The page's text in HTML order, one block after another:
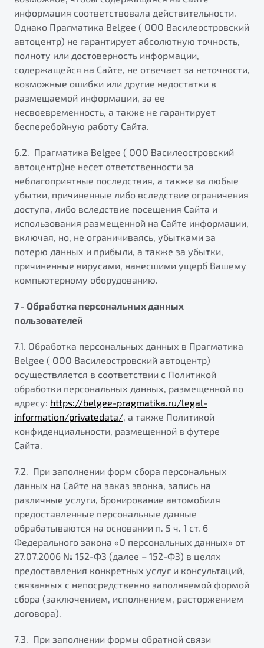
информация соответствовала действительности.
Однако Прагматика Belgee ( ООО Василеостровский
автоцентр) не гарантирует абсолютную точность,
полноту или достоверность информации,
содержащейся на Сайте, не отвечает за неточности,
возможные ошибки или другие недостатки в
размещаемой информации, за ее
несвоевременность, а также не гарантирует
бесперебойную работу Сайта.
6.2. Прагматика Belgee ( ООО Василеостровский
автоцентр)не несет ответственности за
неблагоприятные последствия, а также за любые
убытки, причиненные либо вследствие ограничения
доступа, либо вследствие посещения Сайта и
использования размещенной на Сайте информации,
включая, но, не ограничиваясь, убытками за
потерю данных и прибыли, а также за убытки,
причиненные вирусами, нанесшими ущерб Вашему
компьютерному оборудованию.
7 - Обработка персональных данных
пользователей
7.1. Обработка персональных данных в Прагматика
Belgee ( ООО Василеостровский автоцентр)
осуществляется в соответствии с Политикой
обработки персональных данных, размещенной по
адресу: https://belgee-pragmatika.ru/legal-
information/privatedata/, а также Политикой
конфиденциальности, размещенной в футере
Сайта.
7.2. При заполнении форм сбора персональных
данных на Сайте на заказ звонка, запись на
различные услуги, бронирование автомобиля
предоставленные персональные данные
обрабатываются на основании п. 5 ч. 1 ст. 6
Федерального закона «О персональных данных» от
27.07.2006 № 152-ФЗ (далее – 152-ФЗ) в целях
предоставления конкретных услуг и консультаций,
связанных с непосредственно заполняемой формой
сбора (заключением, исполнением, расторжением
договора).
7.3. При заполнении формы обратной связи